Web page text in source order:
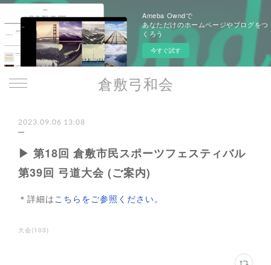
Ameba Owndで
あなただけのホームページやブログをつ
くろう
今すぐ試す
倉敷弓和会
2023.09.06 13:08
▶ 第18回 倉敷市民スポーツフェスティバル
第39回 弓道大会 (ご案内)
＊詳細はこちらをご参照ください。
大会 (103)